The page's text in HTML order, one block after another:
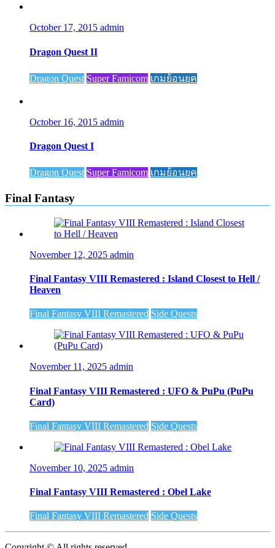
October 17, 2015 admin
Dragon Quest II
Dragon Quest Super Famicom เกมย้อนยุค
October 16, 2015 admin
Dragon Quest I
Dragon Quest Super Famicom เกมย้อนยุค
Final Fantasy
November 12, 2025 admin
Final Fantasy VIII Remastered : Island Closest to Hell /
Heaven
Final Fantasy VIII Remastered Side Quests
November 11, 2025 admin
Final Fantasy VIII Remastered : UFO & PuPu (PuPu
Card)
Final Fantasy VIII Remastered Side Quests
November 10, 2025 admin
Final Fantasy VIII Remastered : Obel Lake
Final Fantasy VIII Remastered Side Quests